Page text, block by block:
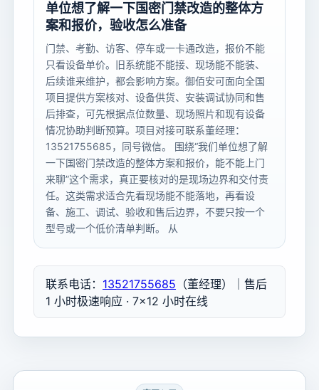
单位想了解一下国密门禁改造的整体方
案和报价，验收怎么准备
门禁、考勤、访客、停车或一卡通改造，报价不能
只看设备单价。旧系统能不能接、现场能不能装、
后续谁来维护，都会影响方案。御佰安可面向全国
项目提供方案核对、设备供货、安装调试协同和售
后排查，可先根据点位数量、现场照片和现有设备
情况协助判断预算。项目对接可联系董经理：
13521755685，同号微信。 围绕“我们单位想了解
一下国密门禁改造的整体方案和报价，能不能上门
来聊”这个需求，真正要核对的是现场边界和交付责
任。这类需求适合先看现场能不能落地，再看设
备、施工、调试、验收和售后边界，不要只按一个
型号或一个低价清单判断。 从
联系电话： 13521755685 （董经理）｜售后
1 小时极速响应 · 7×12 小时在线